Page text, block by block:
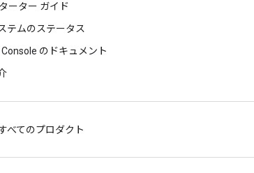
ーター ガイド
テムのステータス
のドキュメント
べてのプロダクト